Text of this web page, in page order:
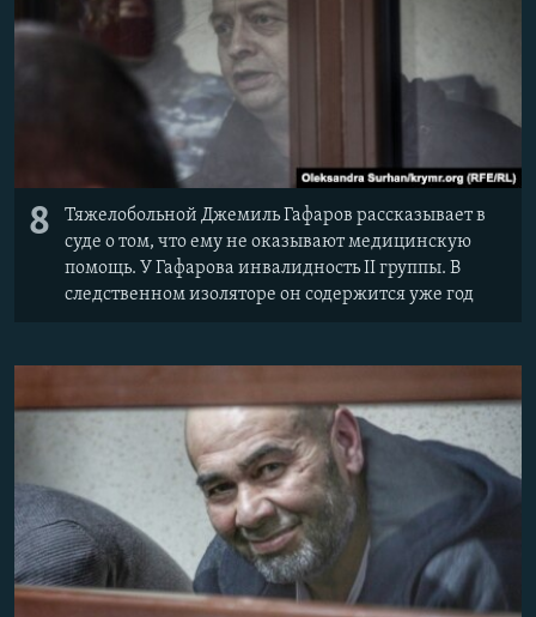
8
Тяжелобольной Джемиль Гафаров рассказывает в
суде о том, что ему не оказывают медицинскую
помощь. У Гафарова инвалидность II группы. В
следственном изоляторе он содержится уже год